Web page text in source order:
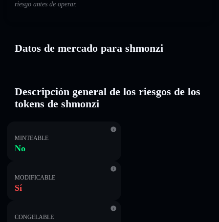
riesgo antes de operar.
Datos de mercado para shmonzi
Descripción general de los riesgos de los
tokens de shmonzi
MINTEABLE
No
MODIFICABLE
Sí
CONGELABLE